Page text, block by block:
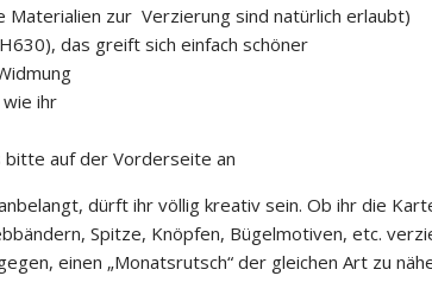
Materialien zur Verzierung sind natürlich erlaubt)
das greift sich einfach schöner
ihr
auf der Vorderseite an
dürft ihr völlig kreativ sein. Ob ihr die
Spitze, Knöpfen, Bügelmotiven, etc.
einen „Monatsrutsch“ der gleichen Art zu